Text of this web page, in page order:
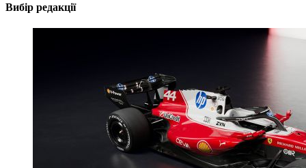
Вибір редакції